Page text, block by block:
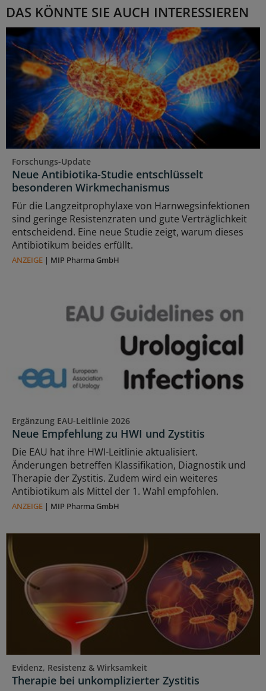
DAS KÖNNTE SIE AUCH INTERESSIEREN
Forschungs-Update
Neue Antibiotika-Studie entschlüsselt
besonderen Wirkmechanismus
Für die Langzeitprophylaxe von Harnwegsinfektionen
sind geringe Resistenzraten und gute Verträglichkeit
entscheidend. Eine neue Studie zeigt, warum dieses
Antibiotikum beides erfüllt.
ANZEIGE | MIP Pharma GmbH
Ergänzung EAU-Leitlinie 2026
Neue Empfehlung zu HWI und Zystitis
Die EAU hat ihre HWI-Leitlinie aktualisiert.
Änderungen betreffen Klassifikation, Diagnostik und
Therapie der Zystitis. Zudem wird ein weiteres
Antibiotikum als Mittel der 1. Wahl empfohlen.
ANZEIGE | MIP Pharma GmbH
Evidenz, Resistenz & Wirksamkeit
Therapie bei unkomplizierter Zystitis